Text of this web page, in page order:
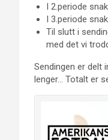
I 2.periode
I 3.periode
Til slutt i
med det vi
Sendingen er delt
lenger… Totalt er